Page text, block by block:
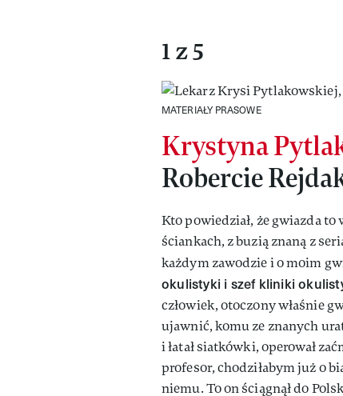
1 z 5
MATERIAŁY PRASOWE
Krystyna
Robercie
Kto powiedział, że gwiazda to
ściankach, z buzią znaną z
każdym zawodzie i o moim
okulistyki i szef kliniki
człowiek, otoczony właśnie
ujawnić, komu ze znanych
i łatał siatkówki, operował
profesor, chodziłabym już o
niemu. To on ściągnął do